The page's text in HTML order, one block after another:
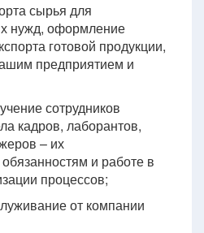
сырья для
нужд, оформление
готовой продукции,
предприятием и
сотрудников
кадров, лаборантов,
– их
и работе в
процессов;
от компании